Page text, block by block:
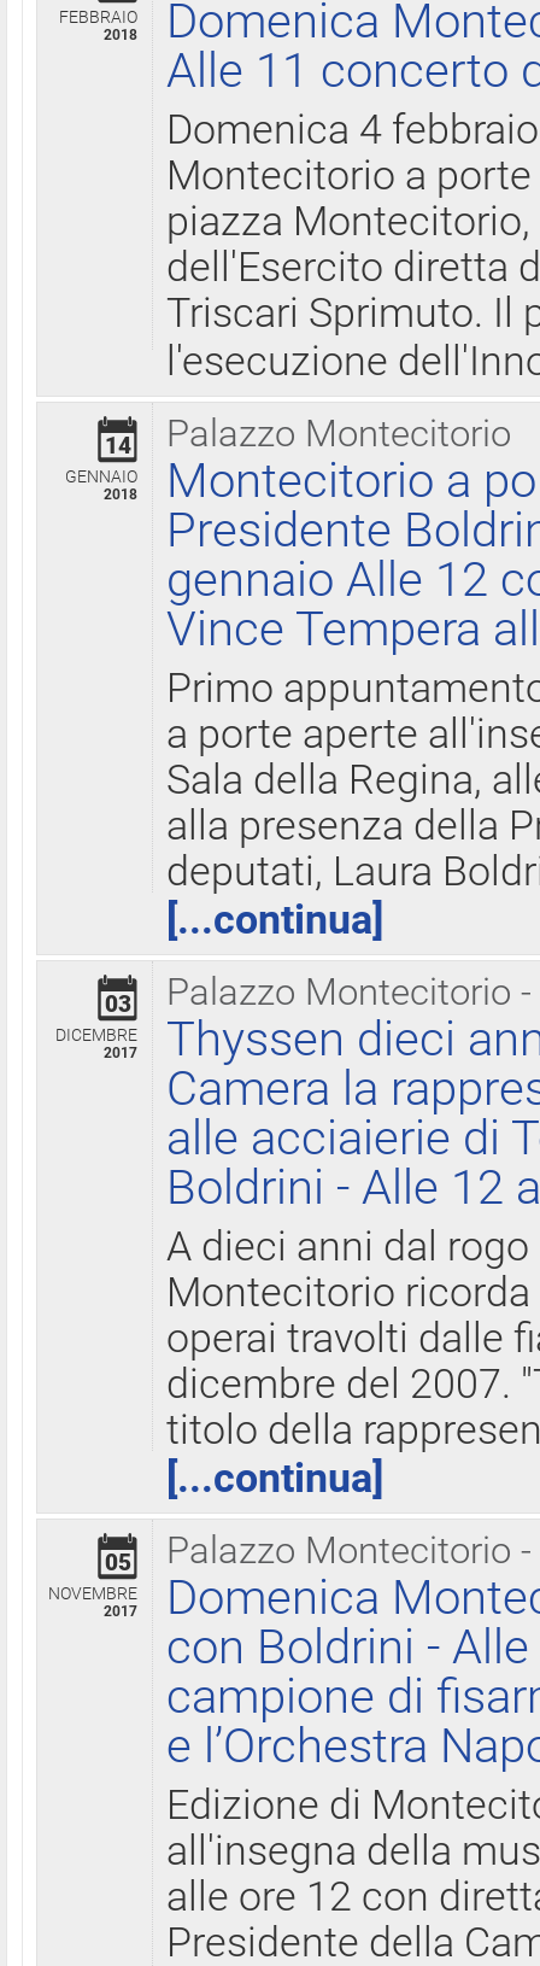
FEBBRAIO
2018
Domenica
Alle 11 concerto
Domenica 4
Montecitorio a
piazza
dell'Esercito diretta
Triscari Sprimuto. Il
l'esecuzione
Palazzo Montecitorio
14
GENNAIO
2018
Montecitorio a
Presidente
gennaio Alle 12
Vince Tempera
Primo
a porte aperte
Sala della Regina,
alla presenza della
deputati, Laura
[...continua]
Palazzo Montecitorio
03
DICEMBRE
2017
Thyssen dieci
Camera la
alle acciaierie di
Boldrini - Alle 12
A dieci anni dal
Montecitorio
operai travolti dalle
dicembre del 2007.
titolo della
[...continua]
Palazzo Montecitorio
05
NOVEMBRE
2017
Domenica
con Boldrini -
campione di
e l’Orchestra
Edizione di
all'insegna della
alle ore 12 con
Presidente della